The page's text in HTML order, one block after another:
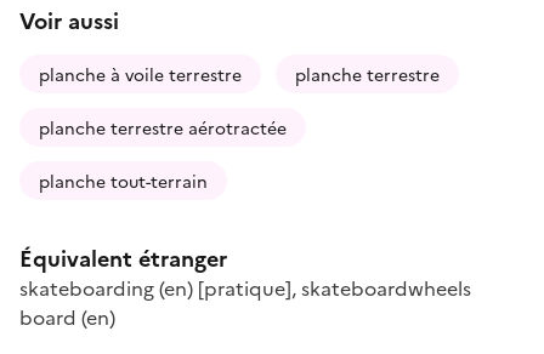
Voir aussi
planche à voile terrestre planche terrestre
planche terrestre aérotractée
planche tout-terrain
Équivalent étranger
skateboarding(en) [pratique],skateboardwheels
board (en)